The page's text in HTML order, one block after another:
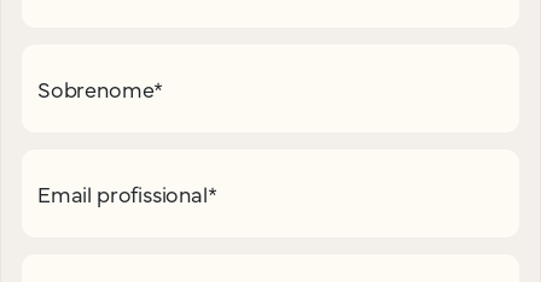
Sobrenome*
Email profissional*